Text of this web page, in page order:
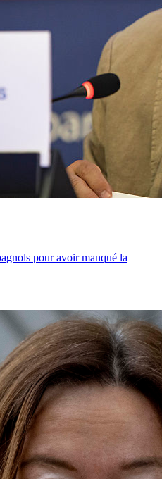
pour avoir manqué la